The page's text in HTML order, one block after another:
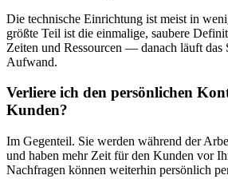
Die technische Einrichtung ist meist in
größte Teil ist die einmalige, saubere
Zeiten und Ressourcen — danach läuft das
Aufwand.
Verliere ich den persönlichen
Kunden?
Im Gegenteil. Sie werden während der
und haben mehr Zeit für den Kunden vor
Nachfragen können weiterhin persönlich